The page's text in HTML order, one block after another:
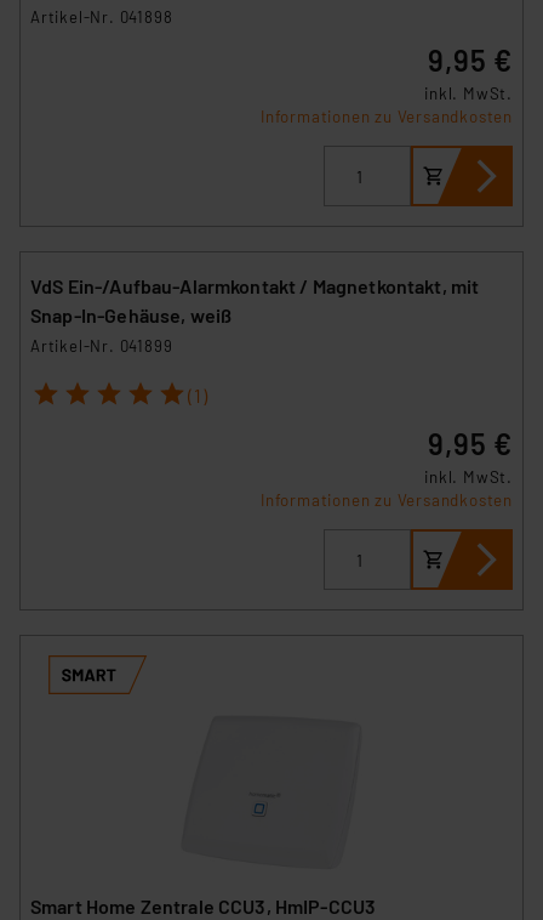
Artikel-Nr. 041898
9,95 €
inkl. MwSt.
Informationen zu Versandkosten
VdS Ein-/Aufbau-Alarmkontakt / Magnetkontakt, mit
Snap-In-Gehäuse, weiß
Artikel-Nr. 041899
1 2 3 4 5 (1)
9,95 €
inkl. MwSt.
Informationen zu Versandkosten
Smart Home Zentrale CCU3, HmIP-CCU3